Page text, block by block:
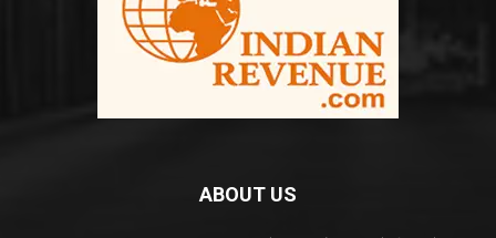
ABOUT US